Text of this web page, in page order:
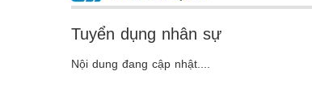
Tuyển dụng nhân sự
Nội dung đang cập nhật....